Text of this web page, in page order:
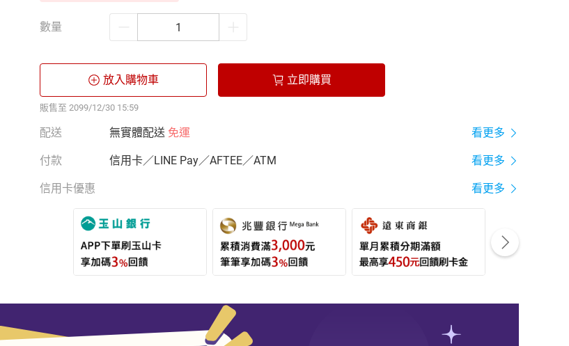
數量
放入購物車 立即購買
販售至 2099/12/30 15:59
配送 無實體配送 免運 看更多
付款 信用卡／LINE Pay／AFTEE／ATM 看更多
信用卡優惠 看更多